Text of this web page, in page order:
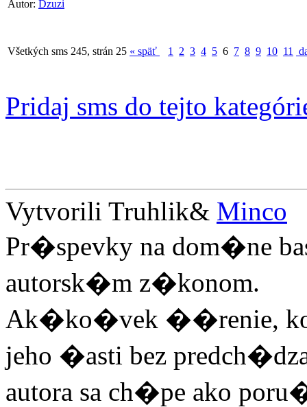
Autor: Dzuzi
Všetkých sms 245, strán 25 « späť 1 2 3 4 5 6 7 8 9 10 11
Pridaj sms do tejto
Vytvorili Truhlik& Minco
Pr�spevky na dom�ne
autorsk�m z�konom.
Ak�ko�vek ��renie,
jeho �asti bez
autora sa ch�pe ako